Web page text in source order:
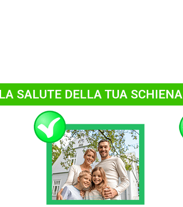
SALUTE DELLA TUA SCHIENA